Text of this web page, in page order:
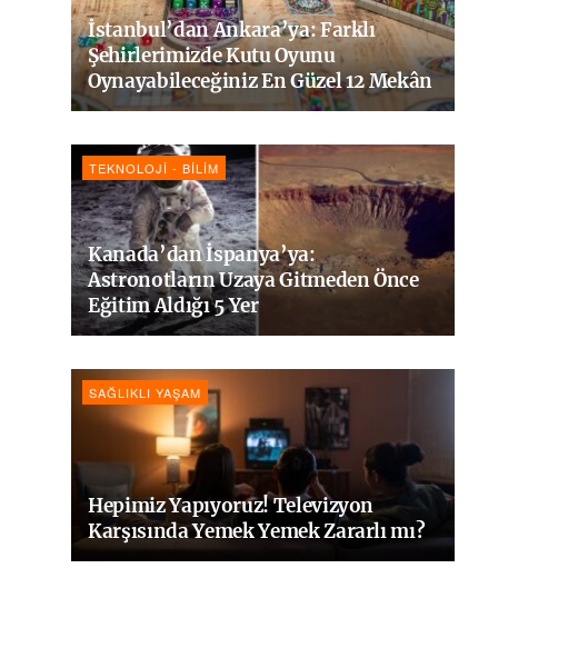
İstanbul’dan Ankara’ya: Farklı
Şehirlerimizde Kutu Oyunu
Oynayabileceğiniz En Güzel 12 Mekân
TEKNOLOJI - BILIM
Kanada’dan İspanya’ya:
Astronotların Uzaya Gitmeden Önce
Eğitim Aldığı 5 Yer
SAĞLIKLI YAŞAM
Hepimiz Yapıyoruz! Televizyon
Karşısında Yemek Yemek Zararlı mı?